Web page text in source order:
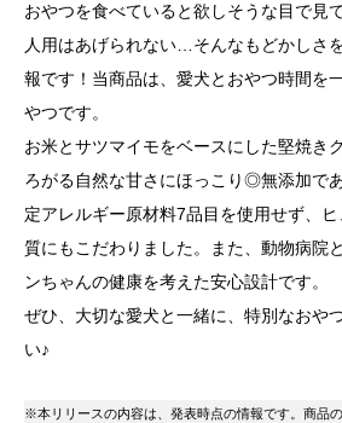
おやつを食べていると欲しそうな目で見
人用はあげられない…そんなもどかしさ
報です！当商品は、愛犬とおやつ時間を
やつです。
お米とサツマイモをベースにした堅焼き
ろがる自然な甘さにほっこり◎無添加で
定アレルギー原材料7品目を使用せず、
質にもこだわりました。また、動物病院
ンちゃんの健康を考えた安心設計です。
ぜひ、大切な愛犬と一緒に、特別なおや
い♪
※本リリースの内容は、発表時点の情報です。商品